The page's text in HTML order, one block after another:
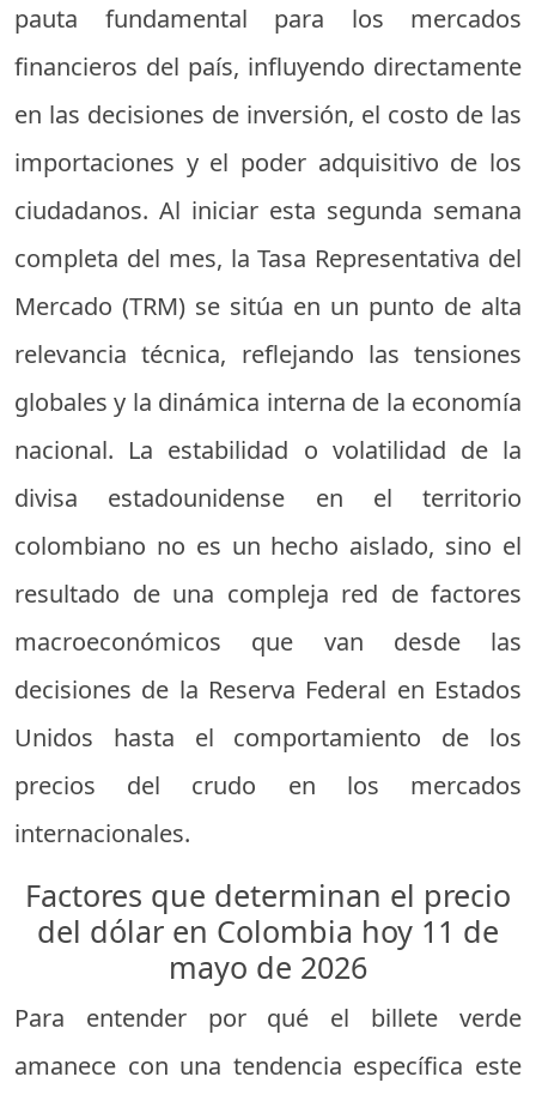
pauta fundamental para los mercados
financieros del país, influyendo directamente
en las decisiones de inversión, el costo de las
importaciones y el poder adquisitivo de los
ciudadanos. Al iniciar esta segunda semana
completa del mes, la Tasa Representativa del
Mercado (TRM) se sitúa en un punto de alta
relevancia técnica, reflejando las tensiones
globales y la dinámica interna de la economía
nacional. La estabilidad o volatilidad de la
divisa estadounidense en el territorio
colombiano no es un hecho aislado, sino el
resultado de una compleja red de factores
macroeconómicos que van desde las
decisiones de la Reserva Federal en Estados
Unidos hasta el comportamiento de los
precios del crudo en los mercados
internacionales.
Factores que determinan el precio
del dólar en Colombia hoy 11 de
mayo de 2026
Para entender por qué el billete verde
amanece con una tendencia específica este